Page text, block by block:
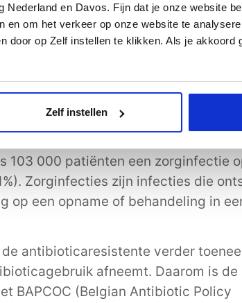
Nederland en Davos. Fijn dat je onze website
en om het verkeer op onze website te
door op Zelf instellen te klikken. Als je akkoord
Zelf instellen
van antibioticaresistentie?
is wereldwijd: alleen
zo’n 25.000 mensen per jaar
per 1.000
103 000 patiënten een zorginfectie
Zorginfecties zijn infecties die
op een opname of behandeling in
antibioticaresistente verder
afneemt. Daarom is de
BAPCOC (Belgian Antibiotic Policy